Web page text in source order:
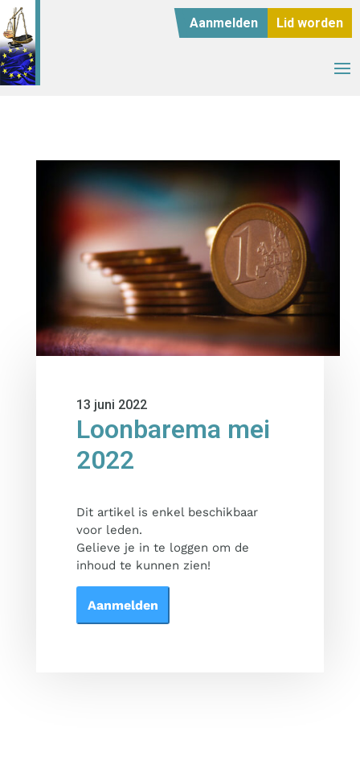
Aanmelden Lid worden
13 juni 2022
Loonbarema mei
2022
Dit artikel is enkel beschikbaar
voor leden.
Gelieve je in te loggen om de
inhoud te kunnen zien!
Aanmelden